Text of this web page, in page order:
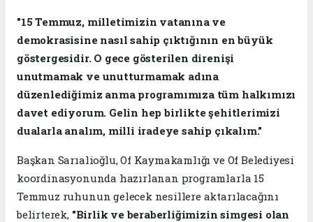
"15 Temmuz, milletimizin vatanına ve
demokrasisine nasıl sahip çıktığının en büyük
göstergesidir. O gece gösterilen direnişi
unutmamak ve unutturmamak adına
düzenlediğimiz anma programımıza tüm halkımızı
davet ediyorum. Gelin hep birlikte şehitlerimizi
dualarla analım, milli iradeye sahip çıkalım."
Başkan Sarıalioğlu, Of Kaymakamlığı ve Of Belediyesi
koordinasyonunda hazırlanan programlarla 15
Temmuz ruhunun gelecek nesillere aktarılacağını
belirterek, "Birlik ve beraberliğimizin simgesi olan